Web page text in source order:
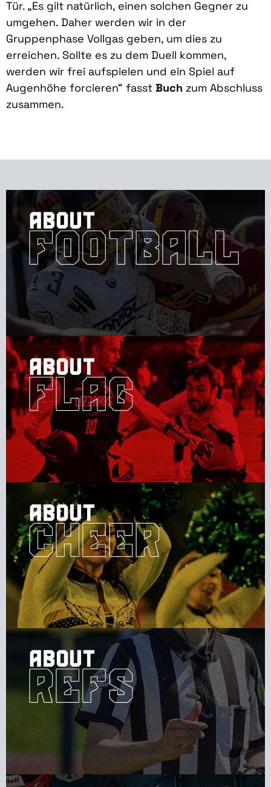
Tür. „Es gilt natürlich, einen solchen Gegner zu
umgehen. Daher werden wir in der
Gruppenphase Vollgas geben, um dies zu
erreichen. Sollte es zu dem Duell kommen,
werden wir frei aufspielen und ein Spiel auf
Augenhöhe forcieren“ fasst Buch zum Abschluss
zusammen.